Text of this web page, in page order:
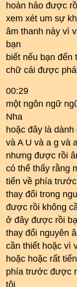
hoàn hảo được
xem xét um sự
âm thanh này vì
bạn
biết nếu bạn
chữ cái được
00:29
một ngôn ngữ
Nha
hoặc đây là
và A U và a g và
nhưng được rồi
có thể thấy rằng
tiến về phía
thay đổi trong
được rồi không
ở đây được rồi
thay đổi nguyên
cần thiết hoặc vì
hoặc hoặc rất
phía trước được
tôi